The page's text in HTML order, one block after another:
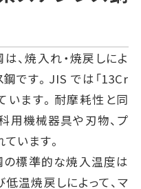
、焼入れ・焼戻しによ
です。JIS では「13Cr
います。耐摩耗性と同
用機械器具や刃物、プ
います。
の標準的な焼入温度は
温焼戻しによって、マ